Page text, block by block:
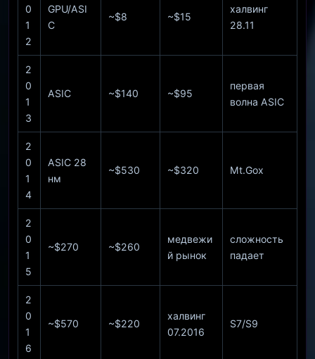
0
1
2
GPU/ASI
C
~$8 ~$15
халвинг
28.11
2
0
1
3
ASIC ~$140 ~$95
первая
волна ASIC
2
0
1
4
ASIC 28
нм
~$530 ~$320 Mt.Gox
2
0
1
5
~$270 ~$260
медвежи
й рынок
сложность
падает
2
0
1
6
~$570 ~$220
халвинг
07.2016
S7/S9